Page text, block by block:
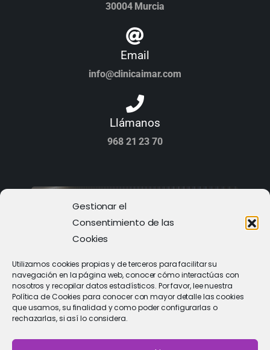
Gestionar el
Consentimiento de las
Cookies
Utilizamos cookies propias y de terceros para facilitar su
navegación en la página web, conocer cómo interactúas con
nosotros y recopilar datos estadísticos. Por favor, lee nuestra
Política de Cookies para conocer con mayor detalle las cookies
que usamos, su finalidad y como poder configurarlas o
rechazarlas, si así lo considera.
30004 Murcia
Email
info@clinicaimar.com
Llámanos
968 21 23 70
PIDE CITA
Solicitar cita con un especialista